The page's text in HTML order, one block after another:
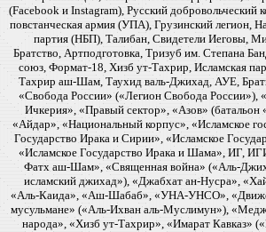
(Facebook и Instagram), Русский добровольческий
повстанческая армия (УПА), Грузинский легион,
партия (НБП), Талибан, Свидетели Иеговы,
Братство, Артподготовка, Тризуб им. Степана
союз, Формат-18, Хизб ут-Тахрир, Исламская
Тахрир аш-Шам, Таухид валь-Джихад, АУЕ,
«Свобода России» («Легион Свобода России»),
Ичкерия», «Правый сектор», «Азов» (батальон
«Айдар», «Национальный корпус», «Исламское
Государство Ирака и Сирии», «Исламское
«Исламское Государство Ирака и Шама», ИГ,
Фатх аш-Шам», «Священная война» («Аль-
исламский джихад»), «Джабхат ан-Нусра»,
«Аль-Каида», «Аш-Шабаб», «УНА-УНСО»,
мусульмане» («Аль-Ихван аль-Муслимун»),
народа», «Хизб ут-Тахрир», «Имарат Кавказ»